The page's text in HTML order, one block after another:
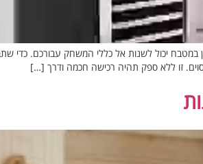
במטבח יכול לשנות אל כללי המשחק עבורכם.
זו ללא ספק תהיה רכישה חכמה ודרך […]